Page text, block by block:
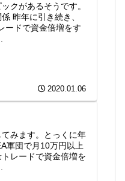
クがあるそうです。
昨年に引き続き、
ードで資金倍増をす
2020.01.06
みます。とっくに年
軍団で月10万円以上
レードで資金倍増を